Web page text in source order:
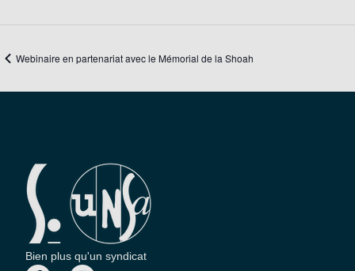
Webinaire en partenariat avec le Mémorial de la Shoah
Bien plus qu'un syndicat